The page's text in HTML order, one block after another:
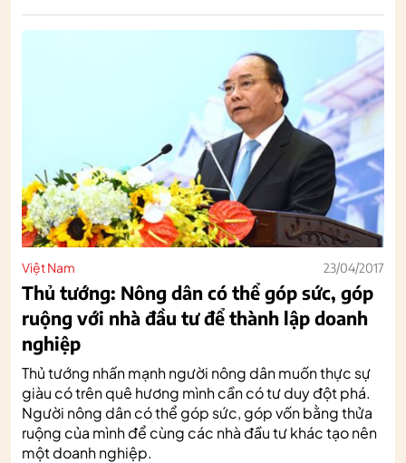
Việt Nam 23/04/2017
Thủ tướng: Nông dân có thể góp sức, góp
ruộng với nhà đầu tư để thành lập doanh
nghiệp
Thủ tướng nhấn mạnh người nông dân muốn thực sự
giàu có trên quê hương mình cần có tư duy đột phá.
Người nông dân có thể góp sức, góp vốn bằng thửa
ruộng của mình để cùng các nhà đầu tư khác tạo nên
một doanh nghiệp.